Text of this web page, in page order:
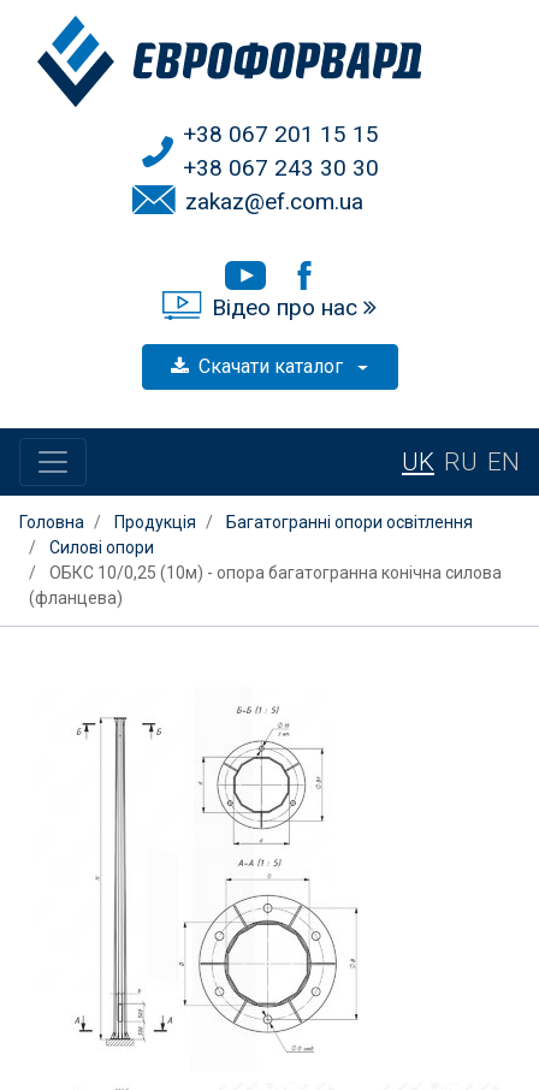
+38 067 201 15 15
+38 067 243 30 30
zakaz@ef.com.ua
Відео про нас
Скачати каталог
UK RU EN
Головна Продукція
Багатогранні опори освітлення
Силові опори
ОБКС 10/0,25 (10м) - опора багатогранна конічна силова
(фланцева)